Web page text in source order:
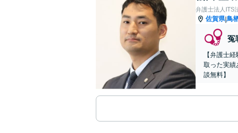
弁護士法人ITS
佐賀県|鳥
冤
【弁護士
取った実績
談無料】